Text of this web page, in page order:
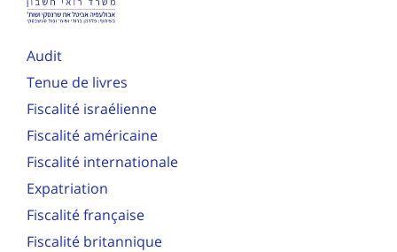
Audit
Tenue de livres
Fiscalité israélienne
Fiscalité américaine
Fiscalité internationale
Expatriation
Fiscalité française
Fiscalité britannique